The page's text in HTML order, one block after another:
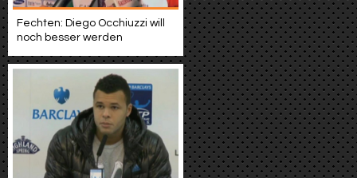
Fechten: Diego Occhiuzzi will
noch besser werden